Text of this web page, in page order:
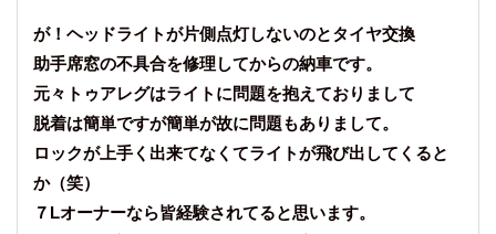
が！ヘッドライトが片側点灯しないのとタイヤ交換
助手席窓の不具合を修理してからの納車です。
元々トゥアレグはライトに問題を抱えておりまして
脱着は簡単ですが簡単が故に問題もありまして。
ロックが上手く出来てなくてライトが飛び出してくると
か（笑）
７Lオーナーなら皆経験されてると思います。